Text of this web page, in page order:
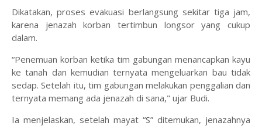
Dikatakan, proses evakuasi berlangsung sekitar tiga jam,
karena jenazah korban tertimbun longsor yang cukup
dalam.
“Penemuan korban ketika tim gabungan menancapkan kayu
ke tanah dan kemudian ternyata mengeluarkan bau tidak
sedap. Setelah itu, tim gabungan melakukan penggalian dan
ternyata memang ada jenazah di sana," ujar Budi.
Ia menjelaskan, setelah mayat “S” ditemukan, jenazahnya